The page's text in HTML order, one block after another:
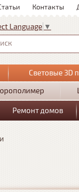
Контакты
Language ▼
Световые 3D
Ремонт домов